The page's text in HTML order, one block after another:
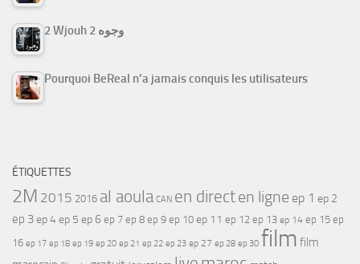
2 Wjouh 2 وجوه
Pourquoi BeReal n’a jamais conquis les utilisateurs
ÉTIQUETTES
2M 2015 2016 al aoula CAN en directen ligne ep 1 ep 2
ep 3ep 4ep 5 ep 6 ep 7 ep 8 ep 9 ep 10 ep 11 ep 12 ep 13 ep 14 ep 15 ep
16 ep 17 ep 18 ep 19 ep 20 ep 21 ep 22 ep 23 ep 27 ep 28 ep 30 film film